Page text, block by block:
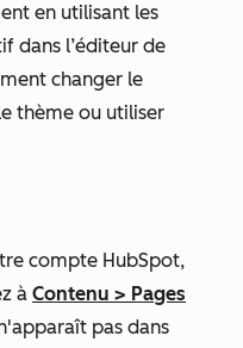
en utilisant les
dans l’éditeur de
changer le
thème ou utiliser
compte HubSpot,
à Contenu > Pages
pas dans